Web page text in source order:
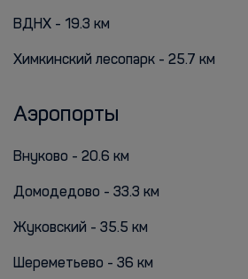
ВДНХ - 19.3 км
Химкинский лесопарк - 25.7 км
Аэропорты
Внуково - 20.6 км
Домодедово - 33.3 км
Жуковский - 35.5 км
Шереметьево - 36 км